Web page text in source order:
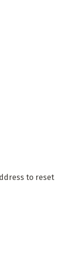
to reset